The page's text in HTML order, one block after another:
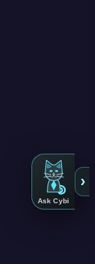
Ask Cybi
›